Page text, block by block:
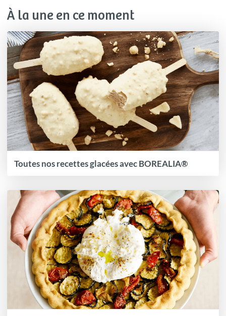
À la une en ce moment
Toutes nos recettes glacées avec BOREALIA®